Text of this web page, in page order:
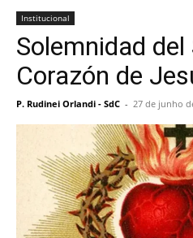
Institucional
Solemnidad del
Corazón de
P. Rudinei Orlandi - SdC - 27 de junho